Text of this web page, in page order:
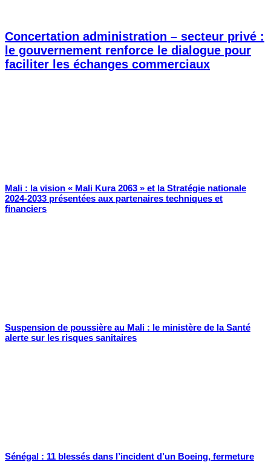
Concertation administration – secteur privé :
le gouvernement renforce le dialogue pour
faciliter les échanges commerciaux
Mali : la vision « Mali Kura 2063 » et la Stratégie nationale
2024-2033 présentées aux partenaires techniques et
financiers
Suspension de poussière au Mali : le ministère de la Santé
alerte sur les risques sanitaires
Sénégal : 11 blessés dans l’incident d’un Boeing, fermeture